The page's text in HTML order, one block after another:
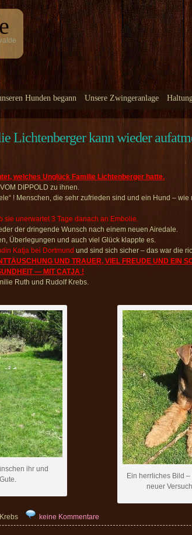
Hunden begann Unsere Zwingeranlage
Lichtenberger kann wieder
welches Unglück Familie Lichtenberger hatte.
DIPPOLD zu ihnen.
! Menschen, die sehr zufrieden sind und ein Hund – wie
sie unerwartet 3 Tage danach an Embolie.
der dringende Wunsch nach einem neuen Airedale.
Überlegungen und auch viel Glück klappte es.
Katja bei Dortmund und sind sich sicher – das war die
UND TRAUER, VIEL FREUDE UND EIN
— MIT CATJA !
Ruth und Rudolf Krebs.
ihr und
Ein herrliches Bild
neuer
keine Kommentare